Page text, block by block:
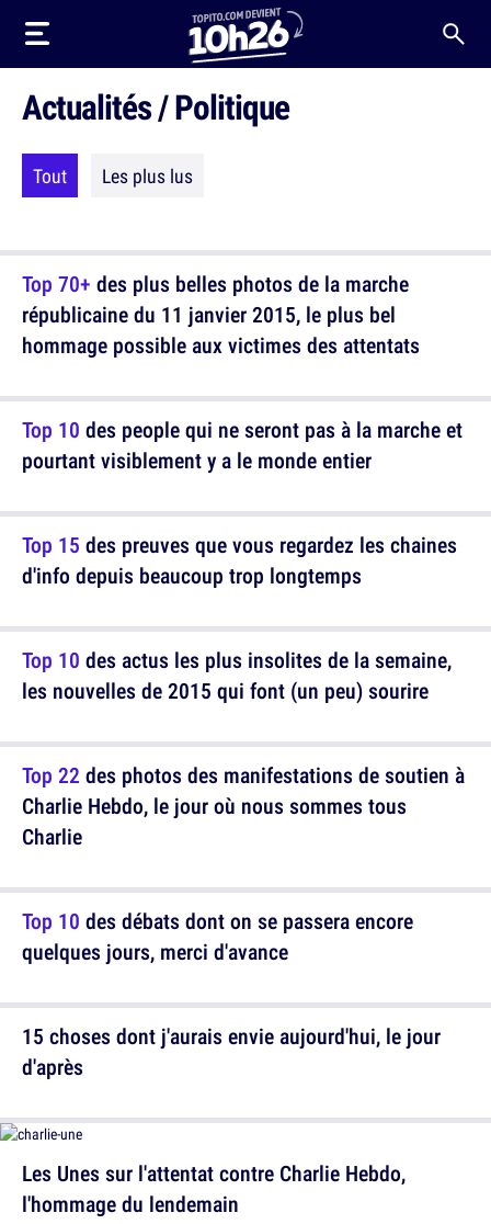
Actualités / Politique
Tout Les plus lus
Top 70+ des plus belles photos de la marche
républicaine du 11 janvier 2015, le plus bel
hommage possible aux victimes des attentats
Top 15 des preuves que vous regardez les chaines
d'info depuis beaucoup trop longtemps
Top 22 des photos des manifestations de soutien à
Charlie Hebdo, le jour où nous sommes tous
Charlie
15 choses dont j'aurais envie aujourd'hui, le jour
d'après
Top 10 des people qui ne seront pas à la marche et
pourtant visiblement y a le monde entier
Top 10 des actus les plus insolites de la semaine,
les nouvelles de 2015 qui font (un peu) sourire
Top 10 des débats dont on se passera encore
quelques jours, merci d'avance
Les Unes sur l'attentat contre Charlie Hebdo,
l'hommage du lendemain